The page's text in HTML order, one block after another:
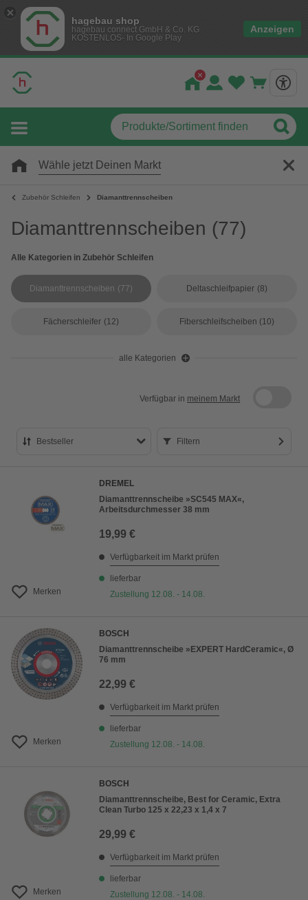
hagebau shop
hagebau connect GmbH & Co. KG
KOSTENLOS- In Google Play
Anzeigen
Wähle jetzt Deinen Markt
Zubehör Schleifen Diamanttrennscheiben
Diamanttrennscheiben (77)
Alle Kategorien in Zubehör Schleifen
Diamanttrennscheiben (77) Deltaschleifpapier (8)
Fächerschleifer (12) Fiberschleifscheiben (10)
alle Kategorien
Verfügbar in meinem Markt
Bestseller
Preis aufsteigend
Preis absteigend
Filtern
Merken
DREMEL
Diamanttrennscheibe »SC545 MAX«,
Arbeitsdurchmesser 38 mm
19,99 €
Verfügbarkeit im Markt prüfen
lieferbar
Zustellung 12.08. - 14.08.
Merken
BOSCH
Diamanttrennscheibe »EXPERT HardCeramic«, Ø
76 mm
22,99 €
Verfügbarkeit im Markt prüfen
lieferbar
Zustellung 12.08. - 14.08.
Merken
BOSCH
Diamanttrennscheibe, Best for Ceramic, Extra
Clean Turbo 125 x 22,23 x 1,4 x 7
29,99 €
Verfügbarkeit im Markt prüfen
lieferbar
Zustellung 12.08. - 14.08.